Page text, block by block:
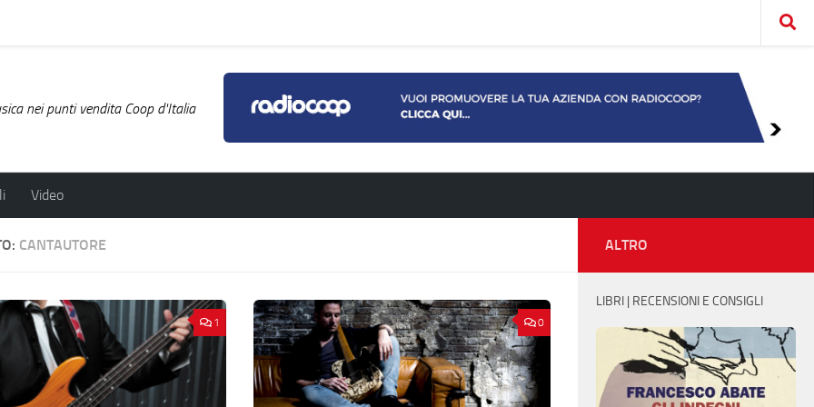
nei punti vendita Coop d'Italia
Video
CANTAUTORE
1 0
ALTRO
LIBRI | RECENSIONI E CONSIGLI